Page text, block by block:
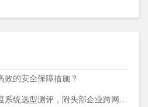
效的安全保障措施？
新能源行业内外网文件摆渡系统选型测评，附头部企业跨网部署案例